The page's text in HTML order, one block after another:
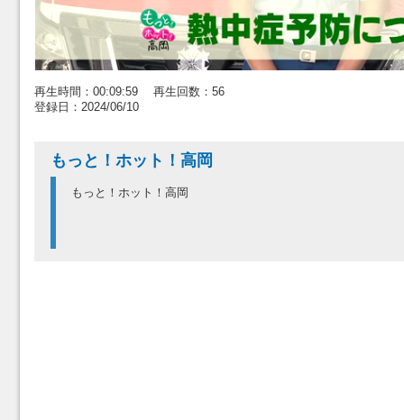
再生時間：00:09:59 再生回数：56
登録日：2024/06/10
もっと！ホット！高岡
もっと！ホット！高岡